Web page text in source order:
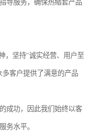
导服务，确保热缩套产品
，坚持"诚实经营、用户至
多客户提供了满意的产品
成功，因此我们始终以客
务水平。